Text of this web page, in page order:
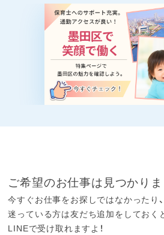
ご希望のお仕事は見つかりま
今すぐお仕事をお探しではなかったり
迷っている方は友だち追加をしておく
LINEで受け取れますよ！